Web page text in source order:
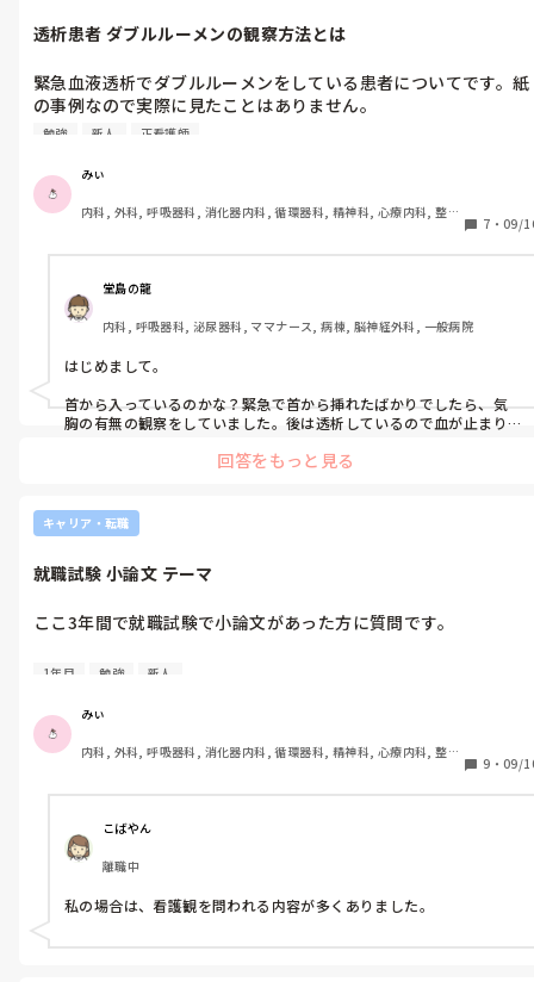
透析患者 ダブルルーメンの観察方法とは
緊急血液透析でダブルルーメンをしている患者についてです。紙
の事例なので実際に見たことはありません。
ました。
観察なのですが、感染リスクが非常に高いのと脱血の確認をする
感染の観察項目は一般的な発赤や腫脹、疼痛などを見ると思うの
ですが、感染と脱血確認以外の観察でダブルルーメンならではで
必要なものはありますでしょうか？
実際に見たことがある方、ぜひ教えて頂きたいです。よろしくお
願いします。
勉強 新人 正看護師
みぃ
内科, 外科, 呼吸器科, 消化器内科, 循環器科, 精神科, 心療内科, 整形
科, 消化器外科, 一般病院, 慢性期, 回復期, 終末期, オペ室, 透析
7 ・ 09/
堂島の龍
内科, 呼吸器科, 泌尿器科, ママナース, 病棟, 脳神経外科, 一般病院
はじめまして。
首から入っているのかな？緊急で首から挿れたばかりでしたら、気
胸の有無の観察をしていました。後は透析しているので血が止まり
あとは先生の指示でやむおえず採血、点滴をした時は、絶対に閉塞
しない様に注意していました。折れ曲がったり固定方法気をつけた
とは思いますが、頑張って下さいね。
回答をもっと見る
キャリア・転職
就職試験 小論文 テーマ
ここ3年間で就職試験で小論文があった方に質問です。
テーマは何でしたか？参考までに教えて頂きたいです。
色々調べたりはしているのですが、実際どんなテーマがでてたの
か知りたいです。よろしくお願いします。
1年目 勉強 新人
みぃ
内科, 外科, 呼吸器科, 消化器内科, 循環器科, 精神科, 心療内科, 整形
科, 消化器外科, 一般病院, 慢性期, 回復期, 終末期, オペ室, 透析
9 ・ 09/
こばやん
離職中
私の場合は、看護観を問われる内容が多くありました。